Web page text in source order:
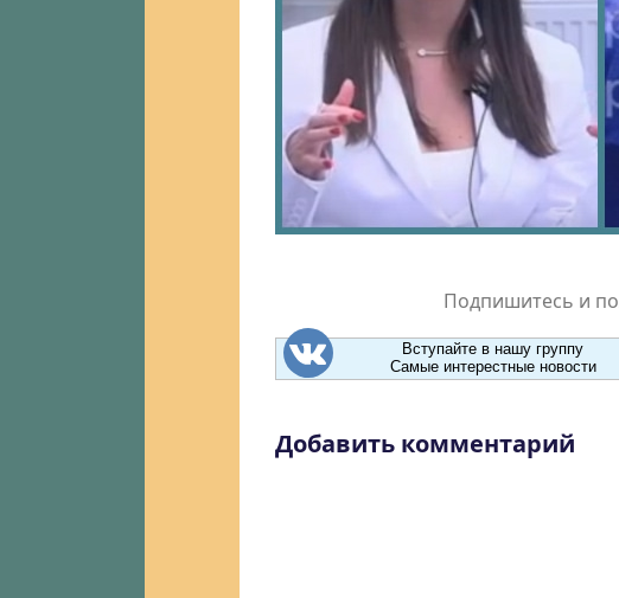
Подпишитесь и
Вступайте в нашу группу
Самые интерестные новости
Добавить комментарий